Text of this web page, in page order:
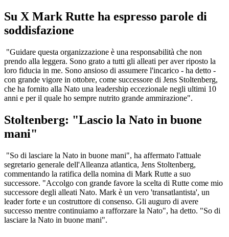
Su X Mark Rutte ha espresso parole di
soddisfazione
"Guidare questa organizzazione è una responsabilità che non
prendo alla leggera. Sono grato a tutti gli alleati per aver riposto la
loro fiducia in me. Sono ansioso di assumere l'incarico - ha detto -
con grande vigore in ottobre, come successore di Jens Stoltenberg,
che ha fornito alla Nato una leadership eccezionale negli ultimi 10
anni e per il quale ho sempre nutrito grande ammirazione".
Stoltenberg: "Lascio la Nato in buone
mani"
"So di lasciare la Nato in buone mani", ha affermato l'attuale
segretario generale dell'Alleanza atlantica, Jens Stoltenberg,
commentando la ratifica della nomina di Mark Rutte a suo
successore. "Accolgo con grande favore la scelta di Rutte come mio
successore degli alleati Nato. Mark è un vero 'transatlantista', un
leader forte e un costruttore di consenso. Gli auguro di avere
successo mentre continuiamo a rafforzare la Nato", ha detto. "So di
lasciare la Nato in buone mani".